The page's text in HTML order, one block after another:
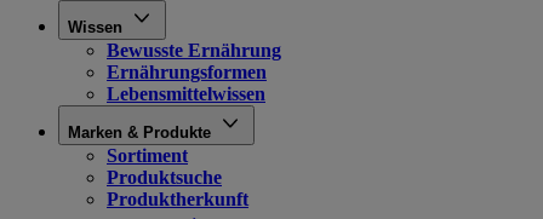
Wissen
Bewusste Ernährung
Ernährungsformen
Lebensmittelwissen
Marken & Produkte
Sortiment
Produktsuche
Produktherkunft